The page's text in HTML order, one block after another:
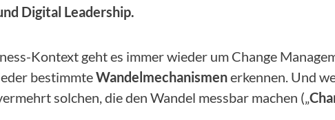
Digital Leadership.
Kontext geht es immer wieder um Change
bestimmteWandelmechanismenerkennen. Und
solchen, die den Wandel messbar machen („